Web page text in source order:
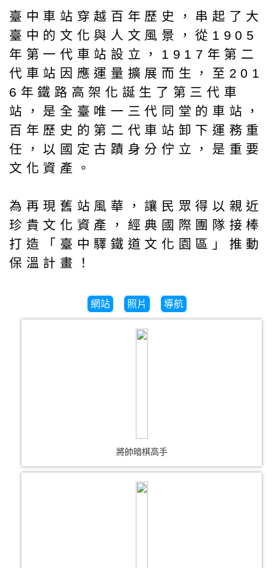
臺中車站穿越百年歷史，串起了大
臺中的文化與人文風景，從1905
年第一代車站設立，1917年第二
代車站因應運量擴展而生，至201
6年鐵路高架化誕生了第三代車
站，是全臺唯一三代同堂的車站，
百年歷史的第二代車站卸下運務重
任，以國定古蹟身分佇立，是重要
文化資產。
為再現舊站風華，讓民眾得以親近
珍貴文化資產，經典國際團隊接棒
打造「臺中驛鐵道文化園區」推動
保溫計畫！
網站 照片 導航
將帥暗棋高手